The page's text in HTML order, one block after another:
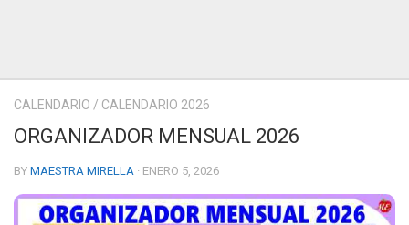
CALENDARIO / CALENDARIO 2026
ORGANIZADOR MENSUAL 2026
BY MAESTRA MIRELLA · ENERO 5, 2026